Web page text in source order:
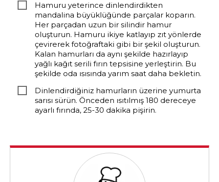
Hamuru yeterince dinlendirdikten
mandalina büyüklüğünde parçalar koparın.
Her parçadan uzun bir silindir hamur
oluşturun. Hamuru ikiye katlayıp zıt yönlerde
çevirerek fotoğraftaki gibi bir şekil oluşturun.
Kalan hamurları da aynı şekilde hazırlayıp
yağlı kağıt serili fırın tepsisine yerleştirin. Bu
şekilde oda ısısında yarım saat daha bekletin.
Dinlendirdiğiniz hamurların üzerine yumurta
sarısı sürün. Önceden ısıtılmış 180 dereceye
ayarlı fırında, 25-30 dakika pişirin.